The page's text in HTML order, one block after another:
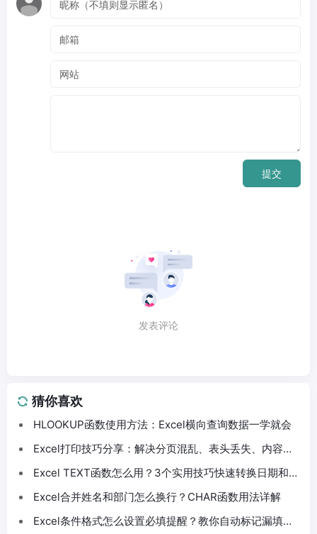
提交
发表评论
猜你喜欢
HLOOKUP函数使用方法：Excel横向查询数据一学就会
Excel打印技巧分享：解决分页混乱、表头丢失、内容截
Excel TEXT函数怎么用？3个实用技巧快速转换日期和数
Excel合并姓名和部门怎么换行？CHAR函数用法详解
Excel条件格式怎么设置必填提醒？教你自动标记漏填数